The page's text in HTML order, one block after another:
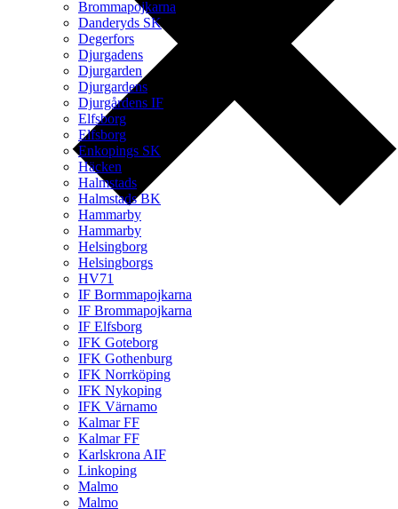
Brommapojkarna
Danderyds SK
Degerfors
Djurgadens
Djurgarden
Djurgardens
Djurgårdens IF
Elfsborg
Elfsborg
Enkopings SK
Häcken
Halmstads
Halmstads BK
Hammarby
Hammarby
Helsingborg
Helsingborgs
HV71
IF Bormmapojkarna
IF Brommapojkarna
IF Elfsborg
IFK Goteborg
IFK Gothenburg
IFK Norrköping
IFK Nykoping
IFK Värnamo
Kalmar FF
Kalmar FF
Karlskrona AIF
Linkoping
Malmo
Malmo